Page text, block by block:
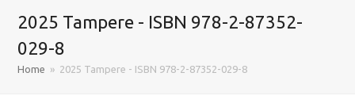
2025 Tampere - ISBN 978-2-87352-
029-8
Home » 2025 Tampere - ISBN 978-2-87352-029-8